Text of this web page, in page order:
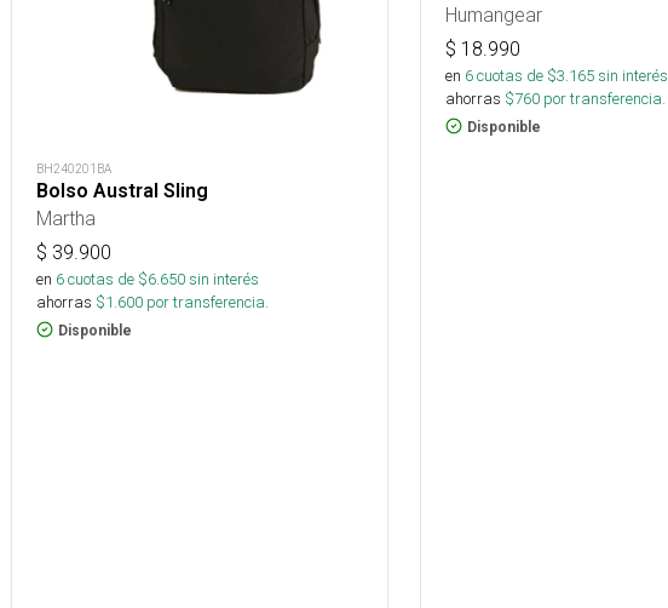
BH240201BA
Bolso Austral Sling
Martha
$ 39.900
en 6cuotas de $6.650sin interés
ahorras $1.600 por transferencia.
Disponible
Humangear
$ 18.990
en 6cuotas de $3.165sin interés
ahorras $760 por transferencia.
Disponible